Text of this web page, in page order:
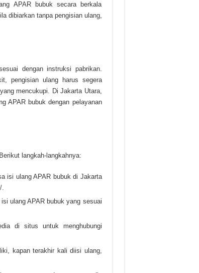
APAR bubuk secara berkala
dibiarkan tanpa pengisian ulang,
dengan instruksi pabrikan.
pengisian ulang harus segera
mencukupi. Di Jakarta Utara,
APAR bubuk dengan pelayanan
langkah-langkahnya:
isi ulang APAR bubuk di Jakarta
.
ulang APAR bubuk yang sesuai
di situs untuk menghubungi
kapan terakhir kali diisi ulang,